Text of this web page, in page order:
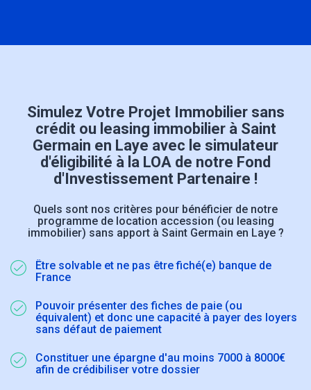
Simulez Votre Projet Immobilier sans
crédit ou leasing immobilier à Saint
Germain en Laye avec le simulateur
d'éligibilité à la LOA de notre Fond
d'Investissement Partenaire !
Quels sont nos critères pour bénéficier de notre
programme de location accession (ou leasing
immobilier) sans apport à Saint Germain en Laye ?
Être solvable et ne pas être fiché(e) banque de
France
Pouvoir présenter des fiches de paie (ou
équivalent) et donc une capacité à payer des loyers
sans défaut de paiement
Constituer une épargne d'au moins 7000 à 8000€
afin de crédibiliser votre dossier